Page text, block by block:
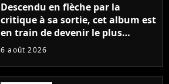
Descendu en flèche par la
critique à sa sortie, cet album est
en train de devenir le plus
populaire de son auteur
6 août 2026